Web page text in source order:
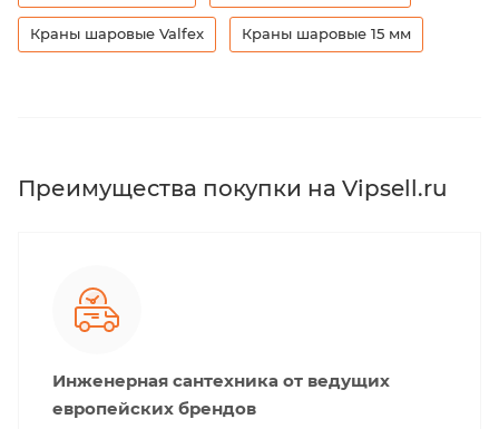
Краны шаровые Valfex Краны шаровые 15 мм
Преимущества покупки на Vipsell.ru
Инженерная сантехника от ведущих
европейских брендов